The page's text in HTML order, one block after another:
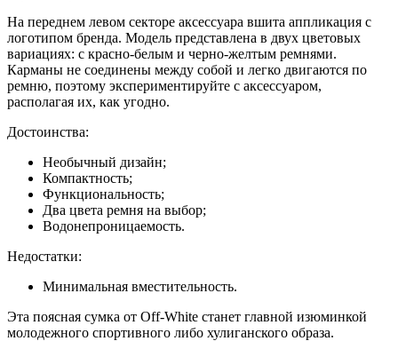
На переднем левом секторе аксессуара вшита аппликация с
логотипом бренда. Модель представлена в двух цветовых
вариациях: с красно-белым и черно-желтым ремнями.
Карманы не соединены между собой и легко двигаются по
ремню, поэтому экспериментируйте с аксессуаром,
располагая их, как угодно.
Достоинства:
Необычный дизайн;
Компактность;
Функциональность;
Два цвета ремня на выбор;
Водонепроницаемость.
Недостатки:
Минимальная вместительность.
Эта поясная сумка от Off-White станет главной изюминкой
молодежного спортивного либо хулиганского образа.